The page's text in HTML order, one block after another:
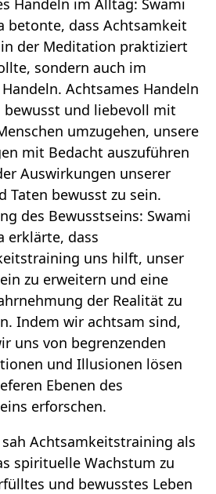
Handeln im Alltag: Swami
betonte, dass Achtsamkeit
der Meditation praktiziert
sondern auch im
Achtsames Handeln
bewusst und liebevoll mit
umzugehen, unsere
mit Bedacht auszuführen
Auswirkungen unserer
Taten bewusst zu sein.
des Bewusstseins: Swami
erklärte, dass
uns hilft, unser
zu erweitern und eine
der Realität zu
Indem wir achtsam sind,
uns von begrenzenden
und Illusionen lösen
Ebenen des
erforschen.
sah Achtsamkeitstraining als
spirituelle Wachstum zu
und bewusstes Leben